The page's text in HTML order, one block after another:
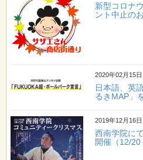
新型コロナ
ント中止の
2020年02月15日
日本語、英
るきMAP」
2019年12月16日
西南学院に
開催（12/20